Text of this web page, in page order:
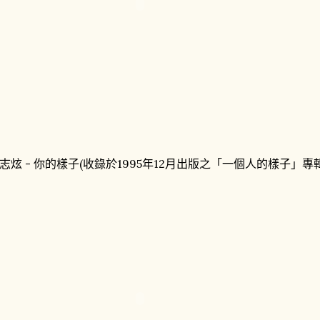
炫 - 你的樣子(收錄於1995年12月出版之「一個人的樣子」專